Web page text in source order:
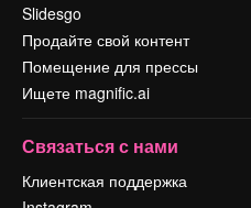
Slidesgo
Продайте свой контент
Помещение для прессы
Ищете magnific.ai
Связаться с нами
Клиентская поддержка